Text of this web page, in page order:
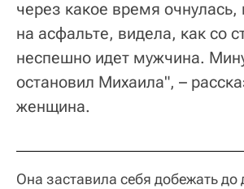
через какое время очнулась,
на асфальте, видела, как со
неспешно идет мужчина.
остановил Михаила", –
женщина.
Она заставила себя добежать до